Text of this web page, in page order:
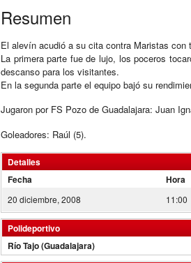
Resumen
El alevín acudió a su cita contra Maristas con
La primera parte fue de lujo, los poceros
descanso para los visitantes.
En la segunda parte el equipo bajó su
Jugaron por FS Pozo de Guadalajara: Juan
Goleadores: Raúl (5).
Detalles
Fecha
Hora
20 diciembre, 2008 11:00
Polideportivo
Río Tajo (Guadalajara)